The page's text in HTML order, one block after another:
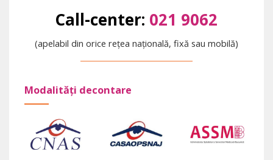
Call-center: 021 9062
(apelabil din orice rețea națională, fixă sau mobilă)
Modalități decontare